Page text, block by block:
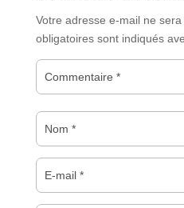
Votre adresse e-mail ne sera
obligatoires sont indiqués